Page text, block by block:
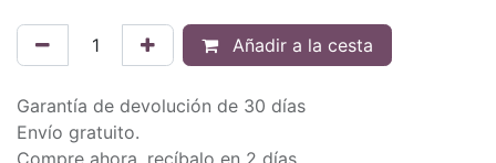
Añadir a la cesta
Garantía de devolución de 30 días
Envío gratuito.
Compre ahora, recíbalo en 2 días.